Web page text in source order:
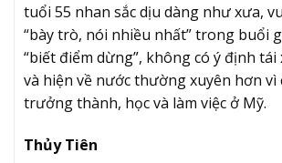
tuổi 55 nhan sắc dịu dàng như xưa,
“bày trò, nói nhiều nhất” trong buổi
“biết điểm dừng”, không có ý định
và hiện về nước thường xuyên hơn vì
trưởng thành, học và làm việc ở Mỹ.
Thủy Tiên